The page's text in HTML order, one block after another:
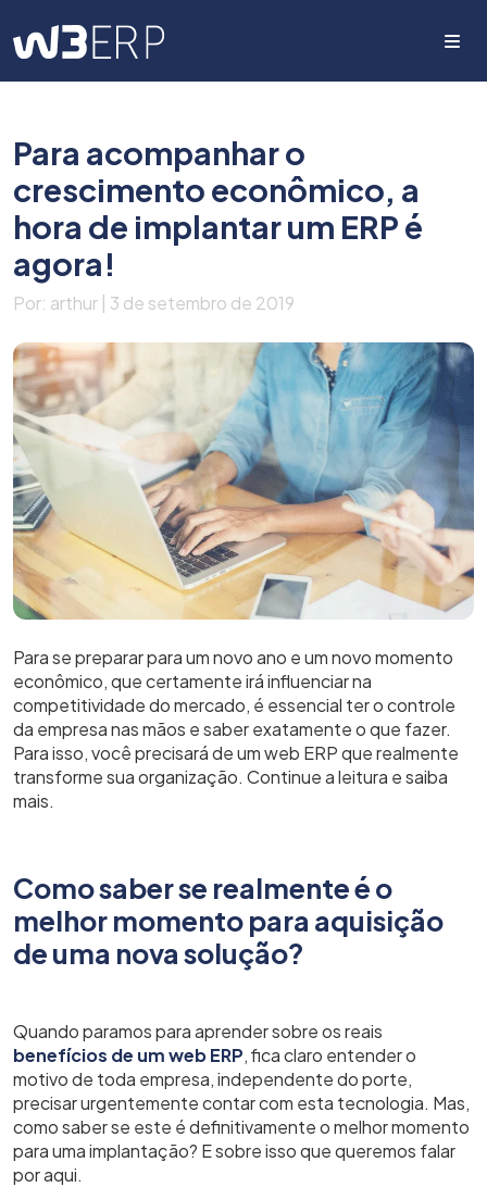
Para acompanhar o
crescimento econômico, a
hora de implantar um ERP é
agora!
Por: arthur | 3 de setembro de 2019
Para se preparar para um novo ano e um novo momento
econômico, que certamente irá influenciar na
competitividade do mercado, é essencial ter o controle
da empresa nas mãos e saber exatamente o que fazer.
Para isso, você precisará de um web ERP que realmente
transforme sua organização. Continue a leitura e saiba
mais.
Como saber se realmente é o
melhor momento para aquisição
de uma nova solução?
Quando paramos para aprender sobre os reais
benefícios de um web ERP, fica claro entender o
motivo de toda empresa, independente do porte,
precisar urgentemente contar com esta tecnologia. Mas,
como saber se este é definitivamente o melhor momento
para uma implantação? E sobre isso que queremos falar
por aqui.